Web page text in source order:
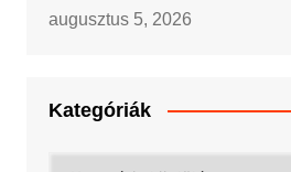
augusztus 5, 2026
Kategóriák